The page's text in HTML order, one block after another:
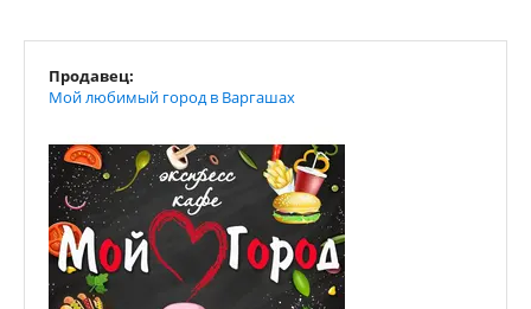
Продавец:
Мой любимый город в Варгашах